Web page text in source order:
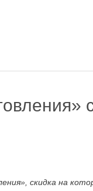
скидка на